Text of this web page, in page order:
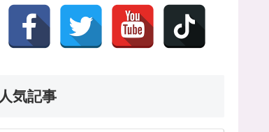
人気記事